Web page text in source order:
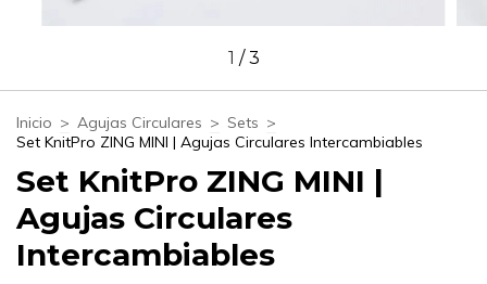
1 /3
Inicio > Agujas Circulares > Sets >
Set KnitPro ZING MINI | Agujas Circulares Intercambiables
Set KnitPro ZING MINI |
Agujas Circulares
Intercambiables